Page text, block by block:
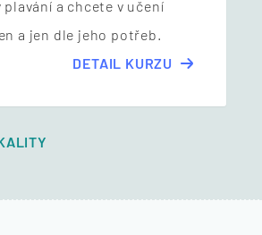
a chcete v učení
a jen dle jeho potřeb.
DETAIL KURZU